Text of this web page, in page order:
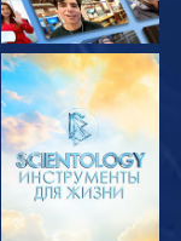
СМОТРЕТЬ
ПЕРЕДАЧИ